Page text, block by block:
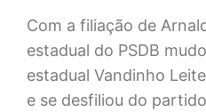
Com a filiação de
estadual do PSDB
estadual Vandinho
e se desfiliou do